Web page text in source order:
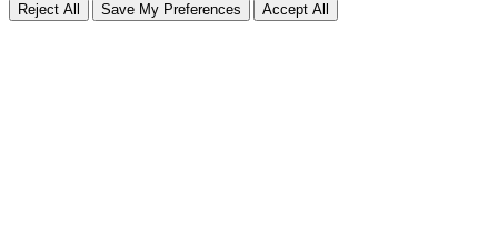
Reject All Save My Preferences Accept All